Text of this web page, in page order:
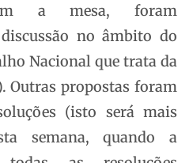
a mesa, foram
no âmbito do
Nacional que trata da
Outras propostas foram
(isto será mais
semana, quando a